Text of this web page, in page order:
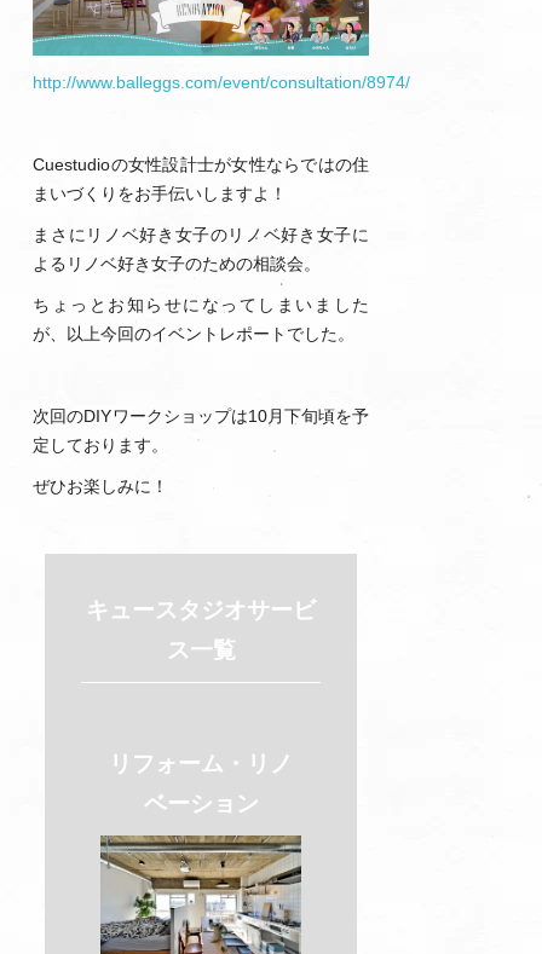
http://www.balleggs.com/event/consultation/8974/
Cuestudioの女性設計士が女性ならではの住
まいづくりをお手伝いしますよ！
まさにリノベ好き女子のリノベ好き女子に
よるリノベ好き女子のための相談会。
ちょっとお知らせになってしまいました
が、以上今回のイベントレポートでした。
次回のDIYワークショップは10月下旬頃を予
定しております。
ぜひお楽しみに！
キュースタジオサービ
ス一覧
リフォーム・リノ
ベーション